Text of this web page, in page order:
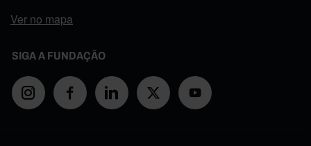
Ver no mapa
SIGA A FUNDAÇÃO